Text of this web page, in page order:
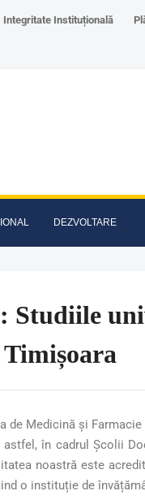
Integritate Instituțională
DEZVOLTARE
Studiile
de Medicină și
în cadrul Școlii
noastră este
o instituție de